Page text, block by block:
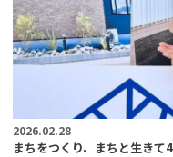
2026.02.28
まちをつくり、まちと生きて